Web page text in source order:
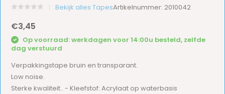
Bekijk alles TapesArtikelnummer: 2010042
€3,45
Op voorraad: werkdagen voor 14:00u besteld, zelfde
dag verstuurd
Verpakkingstape bruin en transparant.
Low noise.
Sterke kwaliteit.. - Kleefstof: Acrylaat op waterbasis